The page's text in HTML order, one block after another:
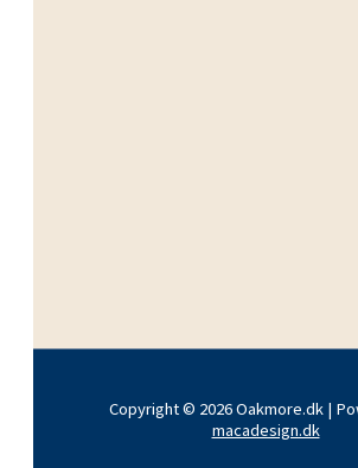
Copyright © 2026 Oakmore.dk |
macadesign.dk